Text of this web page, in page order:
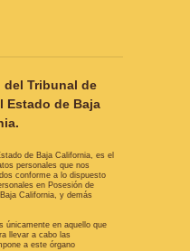
del Tribunal de
Estado de Baja
de Baja California, es el
personales que nos
conforme a lo dispuesto
en Posesión de
California, y demás
únicamente en aquello que
llevar a cabo las
a este órgano